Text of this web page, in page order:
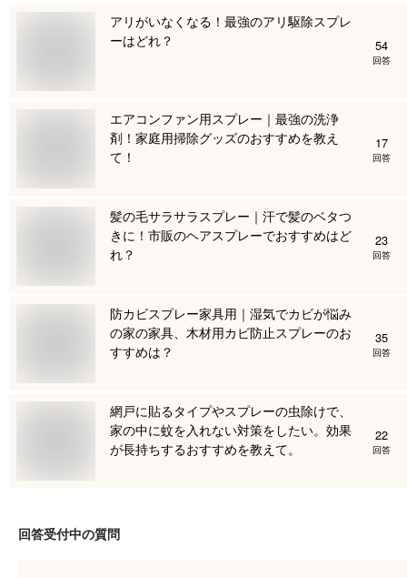
アリがいなくなる！最強のアリ駆除スプレ
ーはどれ？
54
回答
エアコンファン用スプレー｜最強の洗浄
剤！家庭用掃除グッズのおすすめを教え
て！
17
回答
髪の毛サラサラスプレー｜汗で髪のベタつ
きに！市販のヘアスプレーでおすすめはど
れ？
23
回答
防カビスプレー家具用｜湿気でカビが悩み
の家の家具、木材用カビ防止スプレーのお
すすめは？
35
回答
網戸に貼るタイプやスプレーの虫除けで、
家の中に蚊を入れない対策をしたい。効果
が長持ちするおすすめを教えて。
22
回答
回答受付中の質問